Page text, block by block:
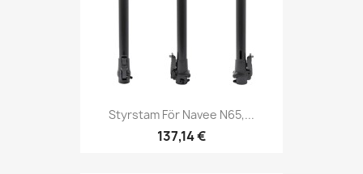
Styrstam För Navee N65,...
137,14 €